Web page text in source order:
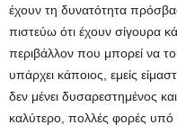
έχουν τη δυνατότητα
πιστεύω ότι έχουν σίγουρα
περιβάλλον που μπορεί να
υπάρχει κάποιος, εμείς
δεν μένει δυσαρεστημένος
καλύτερο, πολλές φορές υπό